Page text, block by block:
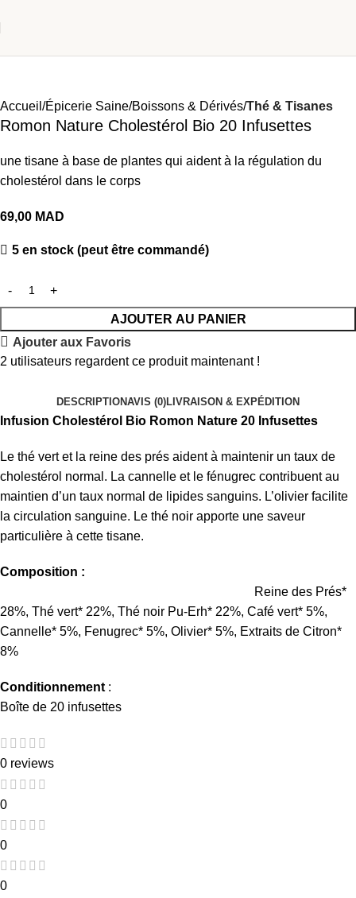
Accueil Épicerie Saine Boissons & Dérivés Thé & Tisanes
Romon Nature Cholestérol Bio 20 Infusettes
une tisane à base de plantes qui aident à la régulation du
cholestérol dans le corps
69,00 MAD
5 en stock (peut être commandé)
AJOUTER AU PANIER
Ajouter aux Favoris
2 utilisateurs regardent ce produit maintenant !
DESCRIPTIONAVIS (0)LIVRAISON & EXPÉDITION
Infusion Cholestérol Bio Romon Nature 20 Infusettes
Le thé vert et la reine des prés aident à maintenir un taux de
cholestérol normal. La cannelle et le fénugrec contribuent au
maintien d’un taux normal de lipides sanguins. L’olivier facilite
la circulation sanguine. Le thé noir apporte une saveur
particulière à cette tisane.
Composition :
Reine des Prés*
28%, Thé vert* 22%, Thé noir Pu-Erh* 22%, Café vert* 5%,
Cannelle* 5%, Fenugrec* 5%, Olivier* 5%, Extraits de Citron*
8%
Conditionnement :
Boîte de 20 infusettes
0 reviews
0
0
0